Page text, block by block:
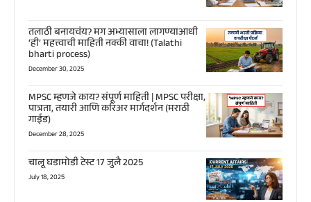
तलाठी बनायचंय? मग अभ्यासाला लागण्याआधी
‘ही’ महत्त्वाची माहिती नक्की वाचा! (Talathi
bharti process)
December 30, 2025
MPSC म्हणजे काय? संपूर्ण माहिती | MPSC परीक्षा,
पात्रता, तयारी आणि करिअर मार्गदर्शन (मराठी
गाईड)
December 28, 2025
चालू घडामोडी टेस्ट 17 जुलै 2025
July 18, 2025